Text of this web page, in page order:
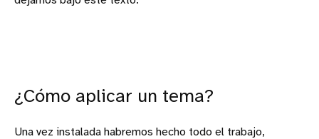
¿Cómo aplicar un tema?
Una vez instalada habremos hecho todo el trabajo,